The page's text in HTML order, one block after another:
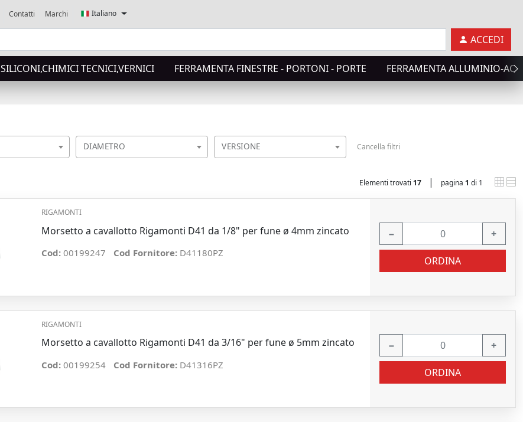
Contatti Marchi Italiano
ACCEDI
SILICONI,CHIMICI TECNICI,VERNICI FERRAMENTA FINESTRE - PORTONI - PORTE FERRAMENTA ALLUMINIO-
DIAMETRO VERSIONE Cancella filtri
Elementi trovati 17 | pagina 1 di 1
RIGAMONTI
Morsetto a cavallotto Rigamonti D41 da 1/8" per fune ø 4mm zincato
Cod: 00199247 Cod Fornitore: D41180PZ
− +
ORDINA
RIGAMONTI
Morsetto a cavallotto Rigamonti D41 da 3/16" per fune ø 5mm zincato
Cod: 00199254 Cod Fornitore: D41316PZ
− +
ORDINA